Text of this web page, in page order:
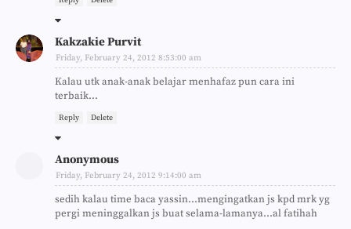
Kakzakie Purvit
Friday, February 24, 2012 8:53:00 am
Kalau utk anak-anak belajar menhafaz pun cara ini
terbaik...
Reply Delete
Anonymous
Friday, February 24, 2012 9:14:00 am
sedih kalau time baca yassin...mengingatkan js kpd mrk yg
pergi meninggalkan js buat selama-lamanya...al fatihah